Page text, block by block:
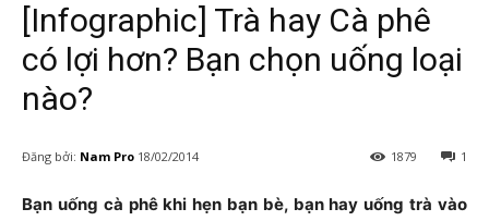
[Infographic] Trà hay Cà phê
có lợi hơn? Bạn chọn uống loại
nào?
Đăng bởi: Nam Pro 18/02/2014 1
1879
Bạn uống cà phê khi hẹn bạn bè, bạn hay uống trà vào